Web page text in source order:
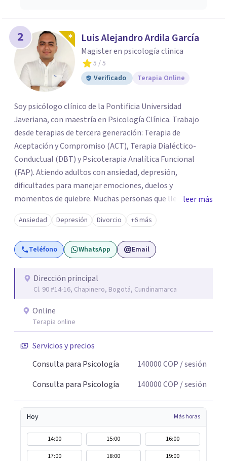
2 Luis Alejandro Ardila García
Magister en psicología clinica
5 / 5
Verificado
Terapia Online
Soy psicólogo clínico de la Pontificia Universidad
Javeriana, con maestría en Psicología Clínica. Trabajo
desde terapias de tercera generación: Terapia de
Aceptación y Compromiso (ACT), Terapia Dialéctico-
Conductual (DBT) y Psicoterapia Analítica Funcional
(FAP). Atiendo adultos con ansiedad, depresión,
dificultades para manejar emociones, duelos y
momentos de quiebre. Muchas personas que llegan a
consulta no solo cargan con un síntoma: sienten que sus
propias reacciones emocionales les complican más la
vida. Desde ahí trabajamos. No busco eliminar el
malestar a la fuerza. Prefiero entender qué lo sostiene y
forma presencial y también online.
leer más
Ansiedad Depresión Divorcio +6 más
Teléfono WhatsApp Email
Dirección principal
Cl. 90 #14-16, Chapinero, Bogotá, Cundinamarca
Online
Terapia online
Servicios y precios
Consulta para Psicología
140000COP / sesión
Consulta para Psicología
140000COP / sesión
Hoy Más horas
14:00 15:00
16:00
17:00
18:00 19:00